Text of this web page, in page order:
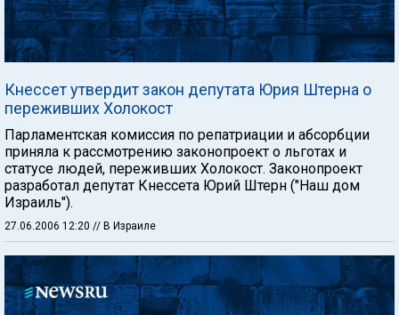
Кнессет утвердит закон депутата Юрия Штерна о
переживших Холокост
Парламентская комиссия по репатриации и абсорбции
приняла к рассмотрению законопроект о льготах и
статусе людей, переживших Холокост. Законопроект
разработал депутат Кнессета Юрий Штерн ("Наш дом
Израиль").
27.06.2006 12:20 // В Израиле